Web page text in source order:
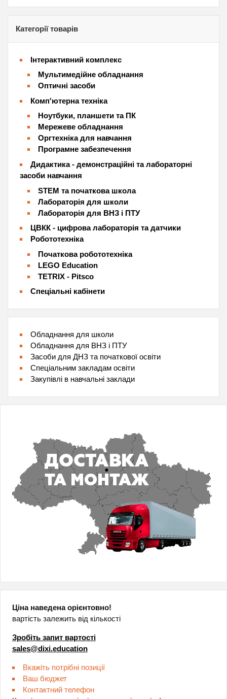
Категорії товарів
Інтерактивний комплекс
Мультимедійне обладнання
Оптичні засоби
Комп'ютерна техніка
Ноутбуки, планшети та ПК
Мережеве обладнання
Оргтехніка для навчання
Програмне забезпечення
Дидактика - демонстраційні та лабораторні
засоби навчання
STEM та початкова школа
Лабораторія для школи
Лабораторія для ВНЗ і ПТУ
ЦВКК - цифрова лабораторія та датчики
Робототехніка
Початкова робототехніка
LEGO Education
TETRIX - Pitsco
Спеціальні кабінети
Обладнання для школи
Обладнання для ВНЗ і ПТУ
Засоби для ДНЗ та початкової освіти
Спеціальним закладам освіти
Закупівлі в навчальні заклади
Ціна наведена орієнтовно!
вартість залежить від кількості
Зробіть запит вартості
sales@dixi.education
Вкажіть потрібні позиції
Ваш бюджет
Контактний телефон